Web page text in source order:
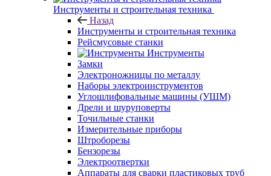
Инструменты и строительная техника
Назад
Инструменты и строительная техника
Рейсмусовые станки
Инструменты
Замки
Электроножницы по металлу
Наборы электроинструментов
Углошлифовальные машины (УШМ)
Дрели и шуруповерты
Точильные станки
Измерительные приборы
Штроборезы
Бензорезы
Электроотвертки
Аппараты для сварки пластиковых труб